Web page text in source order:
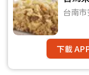
台南
下載